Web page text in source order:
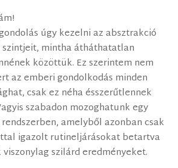
úgy kezelni az absztrakció
mintha átháthatatlan
közöttük. Ez szerintem nem
az emberi gondolkodás minden
csak ez néha ésszerűtlennek
szabadon mozoghatunk egy
amelyből azonban csak
igazolt rutineljárásokat betartva
szilárd eredményeket.